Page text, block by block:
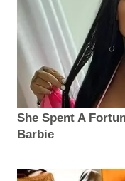
She Spent A
Barbie